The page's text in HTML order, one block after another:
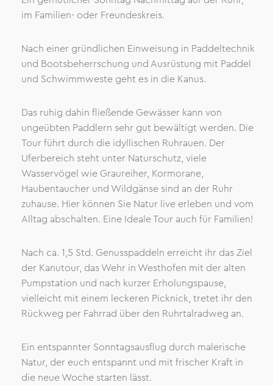
im Familien- oder Freundeskreis.
Nach einer gründlichen Einweisung in Paddeltechnik
und Bootsbeherrschung und Ausrüstung mit Paddel
und Schwimmweste geht es in die Kanus.
Das ruhig dahin fließende Gewässer kann von
ungeübten Paddlern sehr gut bewältigt werden. Die
Tour führt durch die idyllischen Ruhrauen. Der
Uferbereich steht unter Naturschutz, viele
Wasservögel wie Graureiher, Kormorane,
Haubentaucher und Wildgänse sind an der Ruhr
zuhause. Hier können Sie Natur live erleben und vom
Alltag abschalten. Eine Ideale Tour auch für Familien!
Nach ca. 1,5 Std. Genusspaddeln erreicht ihr das Ziel
der Kanutour, das Wehr in Westhofen mit der alten
Pumpstation und nach kurzer Erholungspause,
vielleicht mit einem leckeren Picknick, tretet ihr den
Rückweg per Fahrrad über den Ruhrtalradweg an.
Ein entspannter Sonntagsausflug durch malerische
Natur, der euch entspannt und mit frischer Kraft in
die neue Woche starten lässt.